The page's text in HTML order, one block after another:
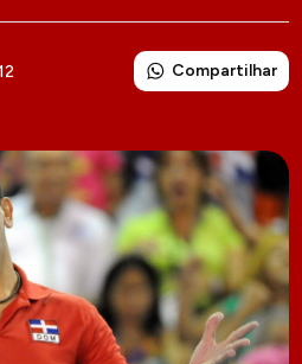
Compartilhar